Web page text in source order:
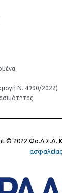
Ν. 4990/2022)
© 2022 Φο.Δ.Σ.Α.
ασφαλείας